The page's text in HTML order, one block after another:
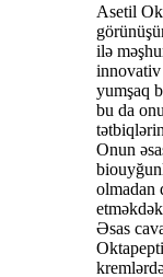
Asetil
ilə
innovativ
yumşaq
bu da
Onun
olmadan
Əsas